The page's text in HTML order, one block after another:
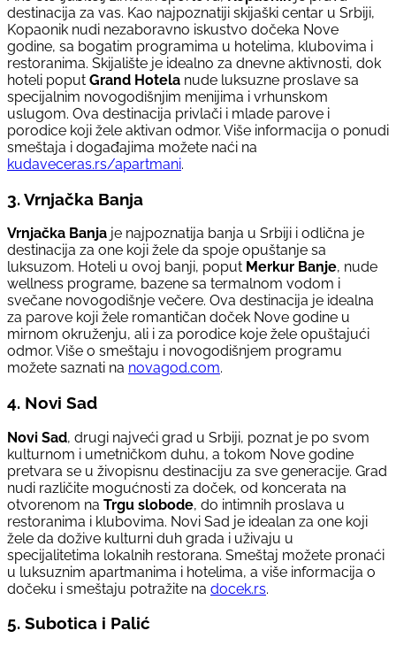
destinacija za vas. Kao najpoznatiji skijaški centar u Srbiji,
Kopaonik nudi nezaboravno iskustvo dočeka Nove
godine, sa bogatim programima u hotelima, klubovima i
restoranima. Skijalište je idealno za dnevne aktivnosti, dok
hoteli poput Grand Hotela nude luksuzne proslave sa
specijalnim novogodišnjim menijima i vrhunskom
uslugom. Ova destinacija privlači i mlade parove i
porodice koji žele aktivan odmor. Više informacija o ponudi
smeštaja i događajima možete naći na
kudaveceras.rs/apartmani.
3. Vrnjačka Banja
Vrnjačka Banja je najpoznatija banja u Srbiji i odlična je
destinacija za one koji žele da spoje opuštanje sa
luksuzom. Hoteli u ovoj banji, poput Merkur Banje, nude
wellness programe, bazene sa termalnom vodom i
svečane novogodišnje večere. Ova destinacija je idealna
za parove koji žele romantičan doček Nove godine u
mirnom okruženju, ali i za porodice koje žele opuštajući
odmor. Više o smeštaju i novogodišnjem programu
možete saznati na novagod.com.
4. Novi Sad
Novi Sad, drugi najveći grad u Srbiji, poznat je po svom
kulturnom i umetničkom duhu, a tokom Nove godine
pretvara se u živopisnu destinaciju za sve generacije. Grad
nudi različite mogućnosti za doček, od koncerata na
otvorenom na Trgu slobode, do intimnih proslava u
restoranima i klubovima. Novi Sad je idealan za one koji
žele da dožive kulturni duh grada i uživaju u
specijalitetima lokalnih restorana. Smeštaj možete pronaći
u luksuznim apartmanima i hotelima, a više informacija o
dočeku i smeštaju potražite na docek.rs.
5. Subotica i Palić